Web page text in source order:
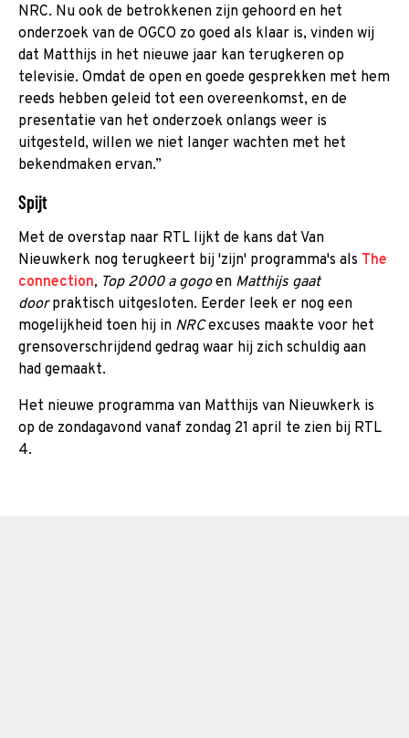
NRC. Nu ook de betrokkenen zijn gehoord en het
onderzoek van de OGCO zo goed als klaar is, vinden wij
dat Matthijs in het nieuwe jaar kan terugkeren op
televisie. Omdat de open en goede gesprekken met hem
reeds hebben geleid tot een overeenkomst, en de
presentatie van het onderzoek onlangs weer is
uitgesteld, willen we niet langer wachten met het
bekendmaken ervan.”
Spijt
Met de overstap naar RTL lijkt de kans dat Van
Nieuwkerk nog terugkeert bij 'zijn' programma's als The
connection, Top 2000 a gogoen Matthijs gaat
doorpraktisch uitgesloten. Eerder leek er nog een
mogelijkheid toen hij in NRC excuses maakte voor het
grensoverschrijdend gedrag waar hij zich schuldig aan
had gemaakt.
Het nieuwe programma van Matthijs van Nieuwkerk is
op de zondagavond vanaf zondag 21 april te zien bij RTL
4.